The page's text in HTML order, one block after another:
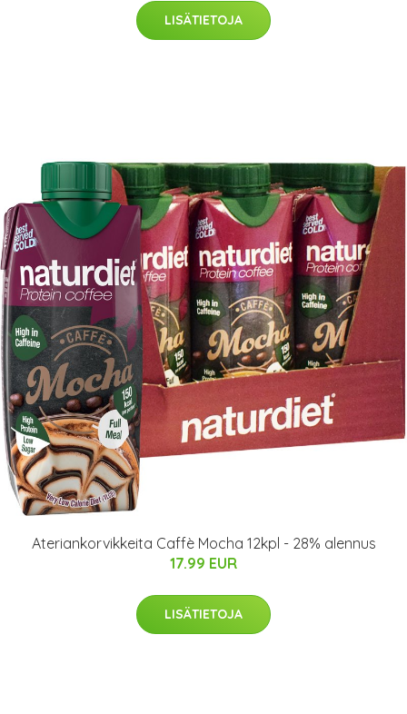
LISÄTIETOJA
Ateriankorvikkeita Caffè Mocha 12kpl - 28% alennus
17.99 EUR
LISÄTIETOJA